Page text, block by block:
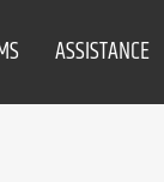
ASSISTANCE